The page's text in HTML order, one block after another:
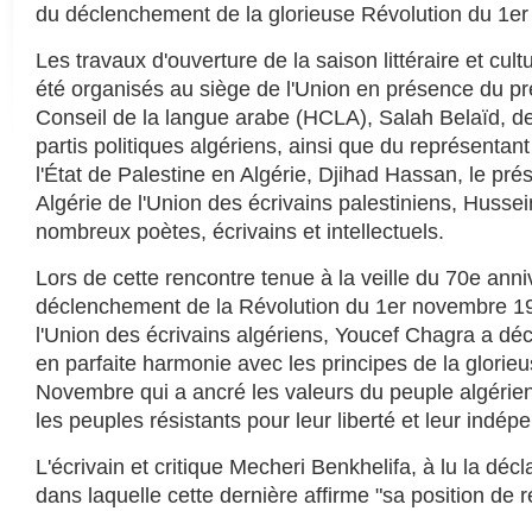
du déclenchement de la glorieuse Révolution du
Les travaux d'ouverture de la saison littéraire et
été organisés au siège de l'Union en présence du
Conseil de la langue arabe (HCLA), Salah Belaïd,
partis politiques algériens, ainsi que du
l'État de Palestine en Algérie, Djihad Hassan, le
Algérie de l'Union des écrivains palestiniens,
nombreux poètes, écrivains et intellectuels.
Lors de cette rencontre tenue à la veille du 70e
déclenchement de la Révolution du 1er novembre
l'Union des écrivains algériens, Youcef Chagra a
en parfaite harmonie avec les principes de la
Novembre qui a ancré les valeurs du peuple
les peuples résistants pour leur liberté et leur
L'écrivain et critique Mecheri Benkhelifa, à lu la
dans laquelle cette dernière affirme "sa position de